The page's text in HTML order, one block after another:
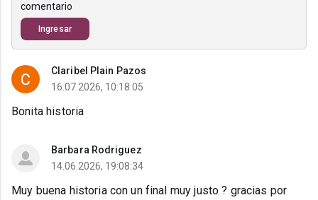
comentario
Ingresar
Claribel Plain Pazos
16.07.2026, 10:18:05
Bonita historia
Barbara Rodriguez
14.06.2026, 19:08:34
Muy buena historia con un final muy justo ? gracias por